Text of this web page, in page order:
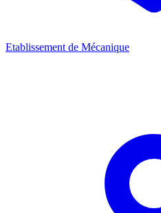
Etablissement de Mécanique